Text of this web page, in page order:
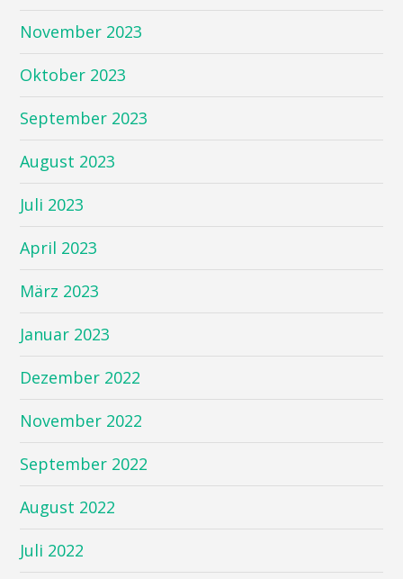
November 2023
Oktober 2023
September 2023
August 2023
Juli 2023
April 2023
März 2023
Januar 2023
Dezember 2022
November 2022
September 2022
August 2022
Juli 2022